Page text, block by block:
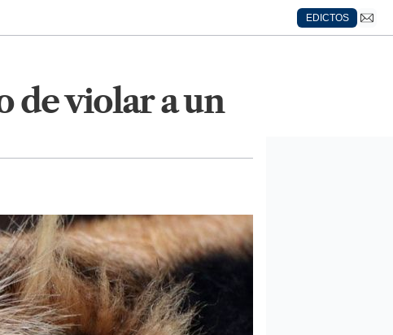
EDICTOS
de violar a un